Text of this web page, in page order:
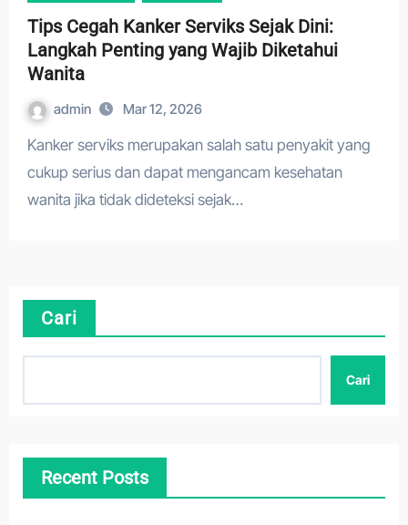
Tips Cegah Kanker Serviks Sejak Dini:
Langkah Penting yang Wajib Diketahui
Wanita
admin Mar 12, 2026
Kanker serviks merupakan salah satu penyakit yang
cukup serius dan dapat mengancam kesehatan
wanita jika tidak dideteksi sejak…
Cari
Cari
Recent Posts